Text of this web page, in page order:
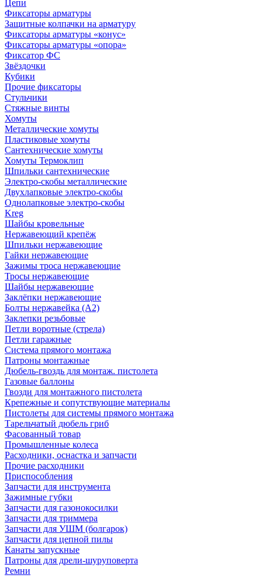
Цепи
Фиксаторы арматуры
Защитные колпачки на арматуру
Фиксаторы арматуры «конус»
Фиксаторы арматуры «опора»
Фиксатор ФС
Звёздочки
Кубики
Прочие фиксаторы
Стульчики
Стяжные винты
Хомуты
Металлические хомуты
Пластиковые хомуты
Сантехнические хомуты
Хомуты Термоклип
Шпильки сантехнические
Электро-скобы металлические
Двухлапковые электро-скобы
Однолапковые электро-скобы
Kreg
Шайбы кровельные
Нержавеющий крепёж
Шпильки нержавеющие
Гайки нержавеющие
Зажимы троса нержавеющие
Тросы нержавеющие
Шайбы нержавеющие
Заклёпки нержавеющие
Болты нержавейка (А2)
Заклепки резьбовые
Петли воротные (стрела)
Петли гаражные
Система прямого монтажа
Патроны монтажные
Дюбель-гвоздь для монтаж. пистолета
Газовые баллоны
Гвозди для монтажного пистолета
Крепежные и сопутствующие материалы
Пистолеты для системы прямого монтажа
Тарельчатый дюбель гриб
Фасованный товар
Промышленные колеса
Расходники, оснастка и запчасти
Прочие расходники
Приспособления
Запчасти для инструмента
Зажимные губки
Запчасти для газонокосилки
Запчасти для триммера
Запчасти для УШМ (болгарок)
Запчасти для цепной пилы
Канаты запускные
Патроны для дрели-шуруповерта
Ремни